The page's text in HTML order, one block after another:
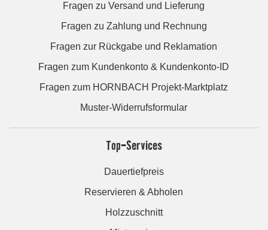
Fragen zu Versand und Lieferung
Fragen zu Zahlung und Rechnung
Fragen zur Rückgabe und Reklamation
Fragen zum Kundenkonto & Kundenkonto-ID
Fragen zum HORNBACH Projekt-Marktplatz
Muster-Widerrufsformular
Top-Services
Dauertiefpreis
Reservieren & Abholen
Holzzuschnitt